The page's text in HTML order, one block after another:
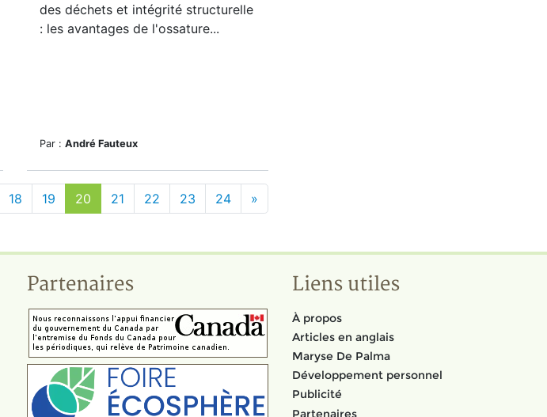
des déchets et intégrité structurelle
: les avantages de l'ossature...
Par : André Fauteux
18 19 20 21 22 23 24 »
Partenaires Liens utiles
À propos
Articles en anglais
Maryse De Palma
Développement personnel
Publicité
Partenaires